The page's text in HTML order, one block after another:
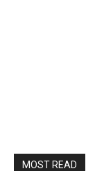
MOST READ